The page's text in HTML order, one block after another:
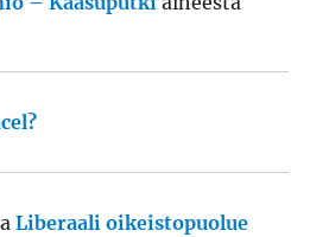
Liberaali oikeistopuolue